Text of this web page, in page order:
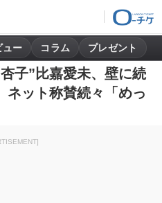
ュー コラム プレゼント
子”比嘉愛未、壁に続
ット称賛続々「めっ